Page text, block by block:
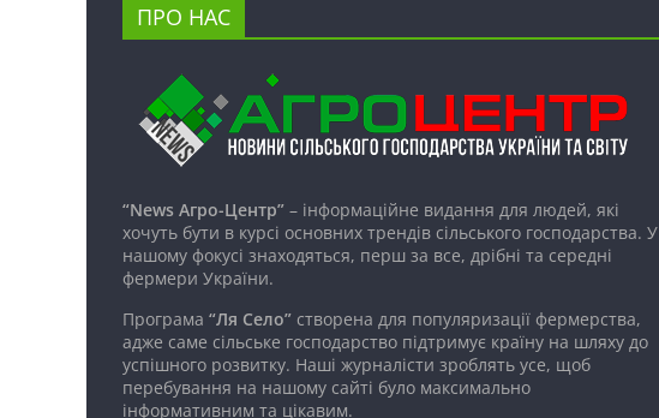
ПРО НАС
“News Агро-Центр” – інформаційне видання для людей, які
хочуть бути в курсі основних трендів сільського господарства. У
нашому фокусі знаходяться, перш за все, дрібні та середні
фермери України.
Програма “Ля Село” створена для популяризації фермерства,
адже саме сільське господарство підтримує країну на шляху до
успішного розвитку. Наші журналісти зроблять усе, щоб
перебування на нашому сайті було максимально
інформативним та цікавим.